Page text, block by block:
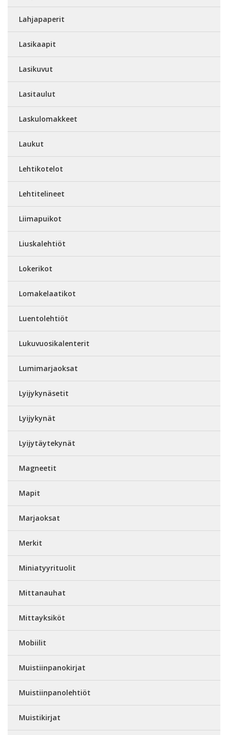
Lahjapaperit
Lasikaapit
Lasikuvut
Lasitaulut
Laskulomakkeet
Laukut
Lehtikotelot
Lehtitelineet
Liimapuikot
Liuskalehtiöt
Lokerikot
Lomakelaatikot
Luentolehtiöt
Lukuvuosikalenterit
Lumimarjaoksat
Lyijykynäsetit
Lyijykynät
Lyijytäytekynät
Magneetit
Mapit
Marjaoksat
Merkit
Miniatyyrituolit
Mittanauhat
Mittayksiköt
Mobiilit
Muistiinpanokirjat
Muistiinpanolehtiöt
Muistikirjat